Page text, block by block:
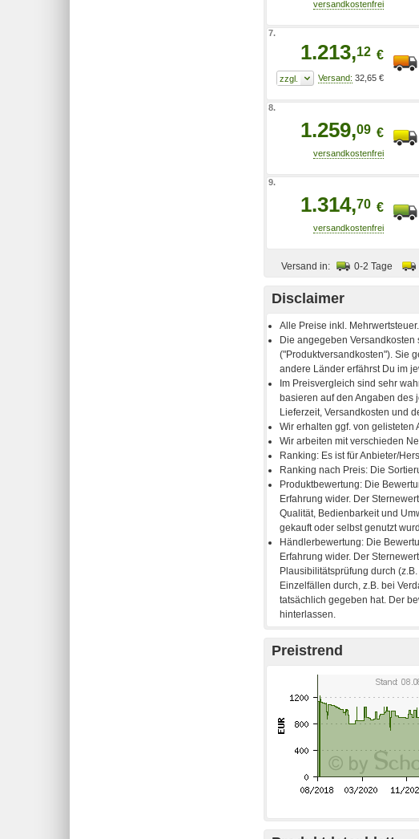
7.
1.213,12 €
32,65 €
8.
1.259,09 €
9.
1.314,70 €
Versand in: 0-2 Tage
Disclaimer
Preistrend